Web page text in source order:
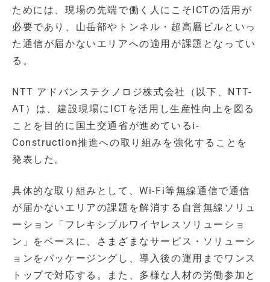
ためには、現場の先端で働く人にこそICTの活用が
必要であり、山岳部やトンネル・超高層ビルといっ
た通信が届かないエリアへの適用が課題となってい
る。
NTT アドバンステクノロジ株式会社（以下、NTT-
AT）は、建設現場にICTを活用し生産性向上を図る
ことを目的に国土交通省が進めているi-
Construction推進への取り組みを強化することを
発表した。
具体的な取り組みとして、Wi-Fi等無線通信で通信
が届かないエリアの課題を解消する自営無線ソリュ
ーション「フレキシブルワイヤレスソリューショ
ン」をベースに、さまざまなサービス・ソリューシ
ョンをパッケージングし、導入後の運用までワンス
トップで対応する。また、多様な人材の労働参加と